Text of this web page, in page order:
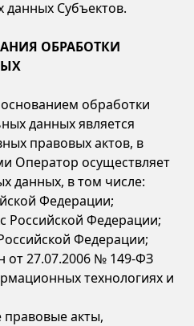
данных Субъектов.
ОБРАБОТКИ
обработки
данных является
правовых актов, в
Оператор осуществляет
данных, в том числе:
Федерации;
Федерации;
Федерации;
27.07.2006 № 149-ФЗ
технологиях и
акты,